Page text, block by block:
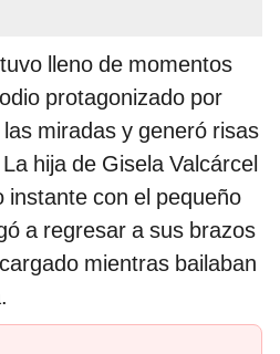
lleno de momentos
protagonizado por
miradas y generó risas
hija de Gisela Valcárcel
instante con el pequeño
a regresar a sus brazos
mientras bailaban